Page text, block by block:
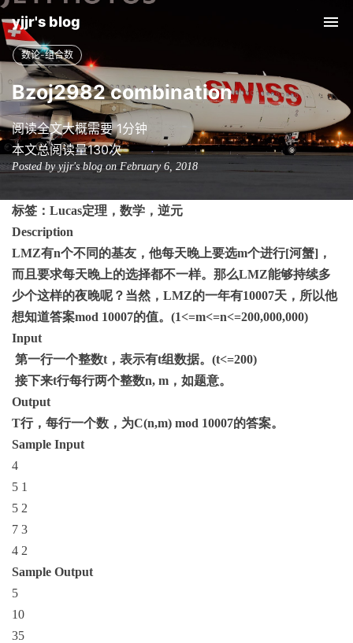
yjjr's blog
数论-组合数
Bzoj2982 combination
阅读全文大概需要 1分钟
本文总阅读量130次
Posted by yjjr's blog on February 6, 2018
标签： Lucas定理，数学，逆元
Description
LMZ有n个不同的基友，他每天晚上要选m个进行[河蟹] ，
而且要求每天晚上的选择都不一样。那么LMZ能够持续多
少个这样的夜晚呢？当然， LMZ的一年有10007天，所以他
想知道答案mod 10007的值。 (1<=m<=n<=200,000,000)
Input
第一行一个整数t ，表示有t组数据。 (t<=200)
接下来t行每行两个整数n, m ，如题意。
Output
T行，每行一个数，为C(n,m) mod 10007的答案。
Sample Input
4
5 1
5 2
7 3
4 2
Sample Output
5
10
35